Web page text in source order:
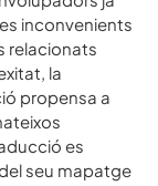
inconvenients
relacionats
la
propensa a
es
seu mapatge